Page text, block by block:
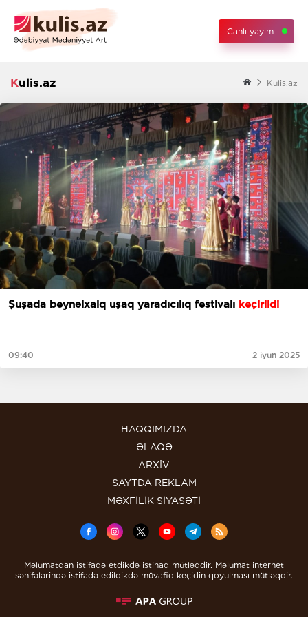
Canlı yayım
Kulis.az Kulis.az
Şuşada beynəlxalq uşaq yaradıcılıq festivalı keçirildi
09:40 2 iyun 2025
HAQQIMIZDA
ƏLAQƏ
ARXİV
SAYTDA REKLAM
MƏXFİLİK SİYASƏTİ
Məlumatdan istifadə etdikdə istinad mütləqdir. Məlumat internet
səhifələrində istifadə edildikdə müvafiq keçidin qoyulması mütləqdir.